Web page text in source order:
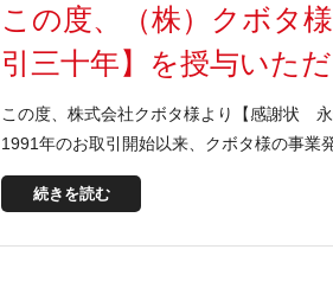
この度、（株）クボタ
引三十年】を授与いただ
この度、株式会社クボタ様より【感謝状 永
1991年のお取引開始以来、クボタ様の事業
続きを読む